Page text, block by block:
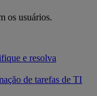
os usuários.
e resolva
de tarefas de TI